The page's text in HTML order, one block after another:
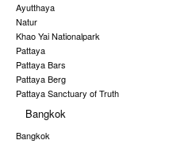
Ayutthaya
Natur
Khao Yai Nationalpark
Pattaya
Pattaya Bars
Pattaya Berg
Pattaya Sanctuary of Truth
Bangkok
Bangkok